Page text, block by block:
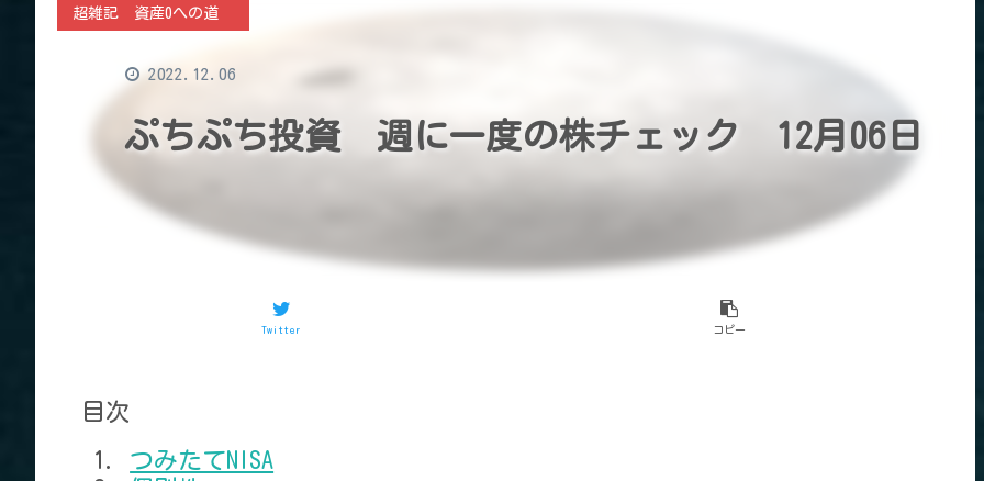
ぷちぷち投資 週に一度の株チェック 12月06日
超雑記 資産0への道
Twitter コピー
2022.12.06
目次
つみたてNISA